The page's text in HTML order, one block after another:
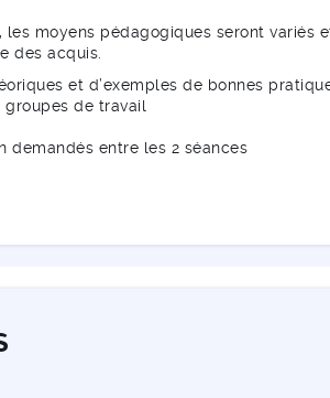
les moyens pédagogiques seront variés
des acquis.
et d’exemples de bonnes
groupes de travail
demandés entre les 2 séances